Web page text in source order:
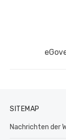
SITEMAP
Nachrichten der